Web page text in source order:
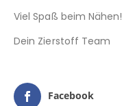
Viel Spaß beim Nähen!
Dein Zierstoff Team
Facebook